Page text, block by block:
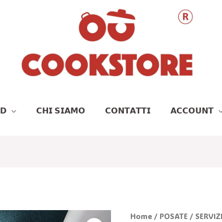
𝗖𝗛𝗜 𝗦𝗜𝗔𝗠𝗢 𝗖𝗢𝗡𝗧𝗔𝗧𝗧𝗜 𝗔𝗖𝗖𝗢𝗨𝗡𝗧
Home / POSATE /
Il
SERVIZIO